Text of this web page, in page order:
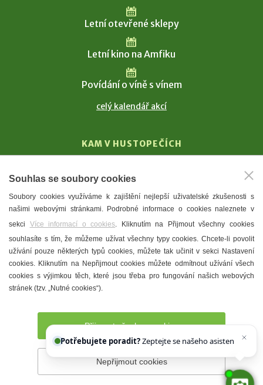
Letní otevřené sklepy
Letní kino na Amfiku
Povídání o víně s vínem
celý kalendář akcí
KAM V HUSTOPEČÍCH
T. G. Masaryk
Mandloně
Ubytování
Restaurace
Městské muzeum a galerie
Denní meníčka
Prohlášení o přístupnosti Správce webu
Souhlas se soubory cookies
Soubory cookies využíváme k zajištění nejlepší uživatelské zkušenosti s
našimi webovými stránkami. Podrobné informace o cookies naleznete v
sekci Více informací o cookies. Kliknutím na Přijmout všechny cookies
souhlasíte s tím, že můžeme užívat všechny typy cookies. Chcete-li povolit
užívání pouze některých typů cookies, můžete tak učinit v sekci Nastavení
cookies. Kliknutím na Nepřijmout cookies můžete odmítnout užívání všech
cookies s výjimkou těch, které jsou třeba pro fungování našich webových
stránek (tzv. „Nutné cookies“).
Přijmout všechny cookies
Nepřijmout cookies
Potřebujete poradit?
Chett